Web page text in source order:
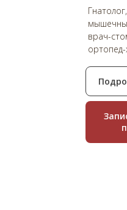
врач-
ортопед-